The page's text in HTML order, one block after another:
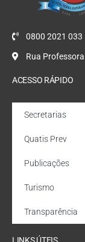
0800 2021 033
Rua
ACESSO RÁPIDO
Secretarias
Quatis Prev
Publicações
Turismo
Transparência